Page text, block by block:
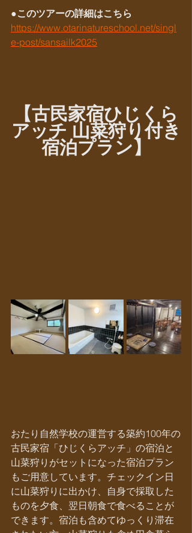
●このツアーの詳細はこちら
https://www.otarinatureschool.net/singl
e-post/sansailk2025
【古民家宿ひじくら
アッチ 山菜狩り付き
宿泊プラン】
おたり自然学校の運営する築約100年の
古民家宿「ひじくらアッチ」の宿泊と
山菜狩りがセットになった宿泊プラン
もご用意しています。チェックイン日
に山菜狩りに出かけ、自身で採取した
ものを夕食、翌日朝食で食べることが
できます。宿泊も含めてゆっくり滞在